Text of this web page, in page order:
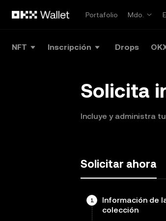
Portafolio
Mdo.
NFT Inscripción Drops
Solicita
Incluye y administra
Solicitar ahora
1
Información de
colección